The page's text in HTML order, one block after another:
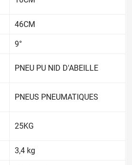
46CM
9°
PNEU PU NID D'ABEILLE
PNEUS PNEUMATIQUES
25KG
3,4 kg